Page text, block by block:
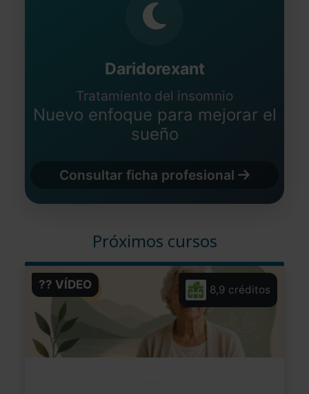
Daridorexant
Tratamiento del insomnio
Nuevo enfoque para mejorar el
sueño
Consultar ficha profesional
Próximos cursos
8,9 créditos
?? VÍDEO